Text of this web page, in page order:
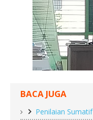
BACA JUGA
Penilaian